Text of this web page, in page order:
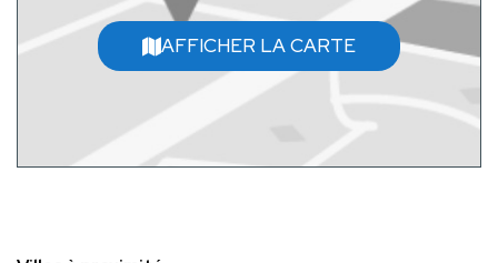
AFFICHER LA CARTE